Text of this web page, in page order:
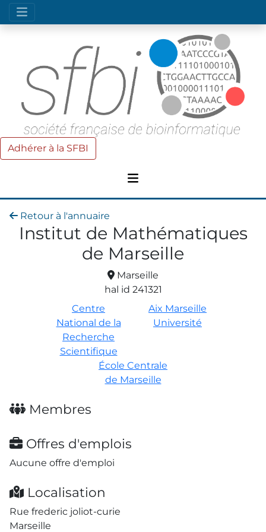
Adhérer à la SFBI
Retour à l'annuaire
Institut de Mathématiques
de Marseille
Marseille
hal id 241321
Centre
National de la
Recherche
Scientifique
Aix Marseille
Université
École Centrale
de Marseille
Membres
Offres d'emplois
Aucune offre d'emploi
Localisation
Rue frederic joliot-curie
Marseille